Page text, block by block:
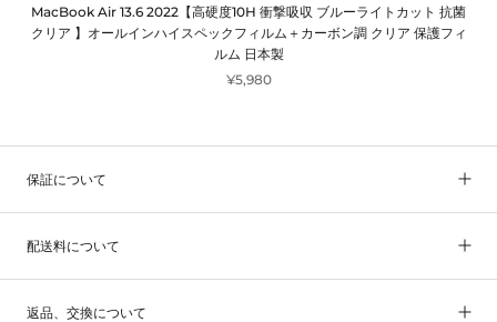
MacBook Air 13.6 2022【高硬度10H 衝撃吸収 ブルーライトカット 抗菌
クリア 】オールインハイスペックフィルム＋カーボン調 クリア 保護フィ
ルム 日本製
¥5,980
保証について
配送料について
返品、交換について